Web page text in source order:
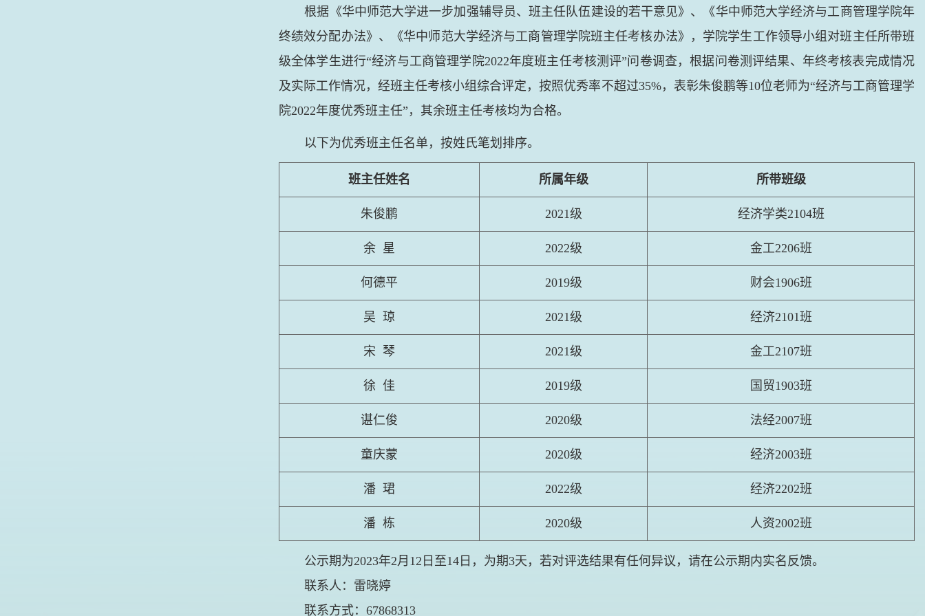
根据《华中师范大学进一步加强辅导员、班主任队伍建设的若干意见》、《华中师范大学经济与工商管理学院年
终绩效分配办法》、《华中师范大学经济与工商管理学院班主任考核办法》，学院学生工作领导小组对班主任所带班
级全体学生进行“经济与工商管理学院2022年度班主任考核测评”问卷调查，根据问卷测评结果、年终考核表完成情况
及实际工作情况，经班主任考核小组综合评定，按照优秀率不超过35%，表彰朱俊鹏等10位老师为“经济与工商管理学
院2022年度优秀班主任”，其余班主任考核均为合格。
以下为优秀班主任名单，按姓氏笔划排序。
班主任姓名 所属年级 所带班级
朱俊鹏 2021级 经济学类2104班
余 星 2022级 金工2206班
何德平 2019级 财会1906班
吴 琼 2021级 经济2101班
宋 琴 2021级 金工2107班
徐 佳 2019级 国贸1903班
谌仁俊 2020级 法经2007班
童庆蒙 2020级 经济2003班
潘 珺 2022级 经济2202班
潘 栋 2020级 人资2002班
公示期为2023年2月 12 日至14 日，为期3天，若对评选结果有任何异议，请在公示期内实名反馈。
联系人：雷晓婷
联系方式：67868313